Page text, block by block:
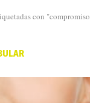
con "compromiso